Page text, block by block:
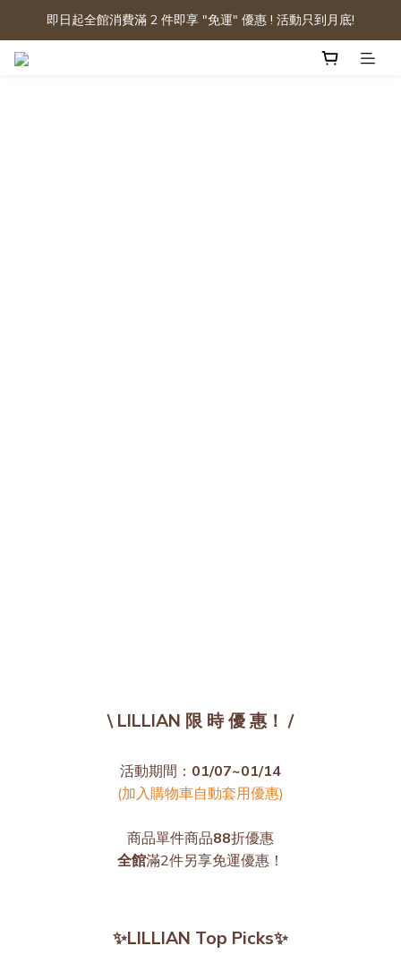
即日起全館消費滿 2 件即享 "免運" 優惠 ! 活動只到月底!
\ LILLIAN 限 時 優 惠！ /
活動期間： 01/07~01/14
(加入購物車自動套用優惠)
商品單件商品88折優惠
全館滿2件另享免運優惠！
✨LILLIAN Top Picks✨